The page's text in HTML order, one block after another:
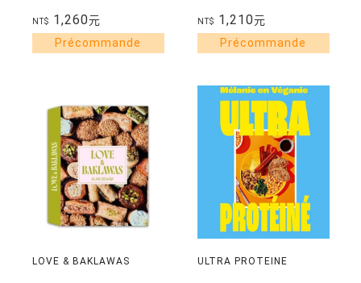
NT$ 1,260元 NT$ 1,210元
LOVE & BAKLAWAS ULTRA PROTEINE